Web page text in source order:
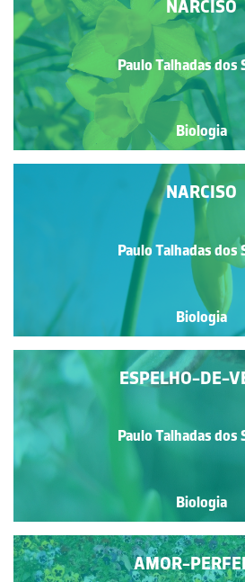
NARCISO
Paulo Talhadas dos
Biologia
NARCISO
Paulo Talhadas dos
Biologia
ESPELHO-DE-
Paulo Talhadas dos
Biologia
AMOR-